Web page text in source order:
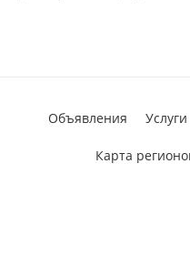
Объявления Услуги
Карта